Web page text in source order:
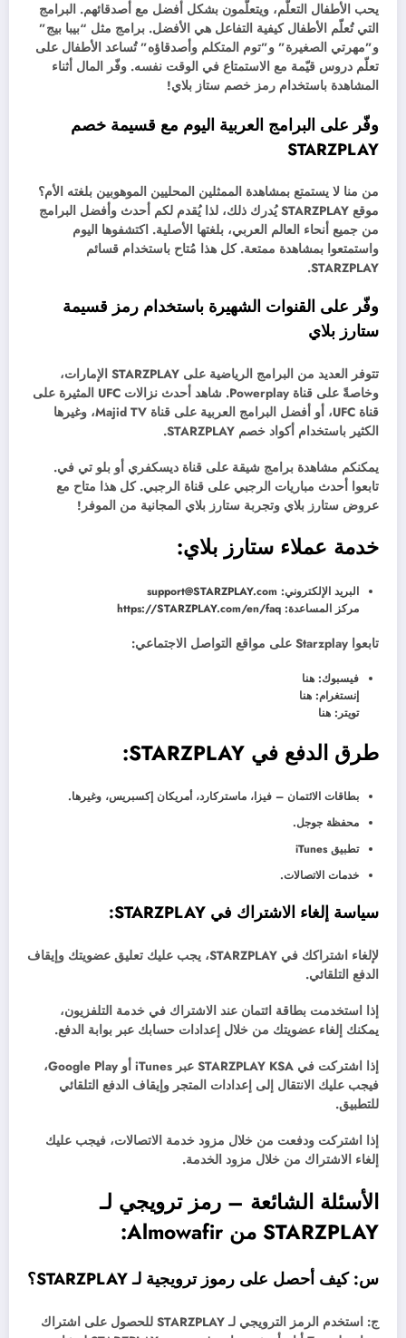
يحب الأطفال التعلّم، ويتعلّمون بشكل أفضل مع أصدقائهم. البرامج
التي تُعلّم الأطفال كيفية التفاعل هي الأفضل. برامج مثل “بيبا بيج”
و”مهرتي الصغيرة” و”توم المتكلم وأصدقاؤه” تُساعد الأطفال على
تعلّم دروس قيّمة مع الاستمتاع في الوقت نفسه. وفّر المال أثناء
المشاهدة باستخدام رمز خصم ستاز بلاي!
وفّر على البرامج العربية اليوم مع قسيمة خصم
STARZPLAY
من منا لا يستمتع بمشاهدة الممثلين المحليين الموهوبين بلغته الأم؟
موقع STARZPLAY يُدرك ذلك، لذا يُقدم لكم أحدث وأفضل البرامج
من جميع أنحاء العالم العربي، بلغتها الأصلية. اكتشفوها اليوم
واستمتعوا بمشاهدة ممتعة. كل هذا مُتاح باستخدام قسائم
STARZPLAY.
وفّر على القنوات الشهيرة باستخدام رمز قسيمة
ستارز بلاي
تتوفر العديد من البرامج الرياضية على STARZPLAY الإمارات،
وخاصةً على قناة Powerplay. شاهد أحدث نزالات UFC المثيرة على
قناة UFC، أو أفضل البرامج العربية على قناة Majid TV، وغيرها
الكثير باستخدام أكواد خصم STARZPLAY.
يمكنكم مشاهدة برامج شيقة على قناة ديسكفري أو بلو تي في.
تابعوا أحدث مباريات الرجبي على قناة الرجبي. كل هذا متاح مع
عروض ستارز بلاي وتجربة ستارز بلاي المجانية من الموفر!
خدمة عملاء ستارز بلاي:
البريد الإلكتروني: support@STARZPLAY.com
مركز المساعدة: https://STARZPLAY.com/en/faq
تابعوا Starzplay على مواقع التواصل الاجتماعي:
فيسبوك: هنا
إنستغرام: هنا
تويتر: هنا
طرق الدفع في STARZPLAY:
بطاقات الائتمان – فيزا، ماستركارد، أمريكان إكسبريس، وغيرها.
محفظة جوجل.
تطبيق iTunes
خدمات الاتصالات.
سياسة إلغاء الاشتراك في STARZPLAY:
لإلغاء اشتراكك في STARZPLAY، يجب عليك تعليق عضويتك وإيقاف
الدفع التلقائي.
إذا استخدمت بطاقة ائتمان عند الاشتراك في خدمة التلفزيون،
يمكنك إلغاء عضويتك من خلال إعدادات حسابك عبر بوابة الدفع.
إذا اشتركت في STARZPLAY KSA عبر iTunes أو Google Play،
فيجب عليك الانتقال إلى إعدادات المتجر وإيقاف الدفع التلقائي
للتطبيق.
إذا اشتركت ودفعت من خلال مزود خدمة الاتصالات، فيجب عليك
إلغاء الاشتراك من خلال مزود الخدمة.
الأسئلة الشائعة – رمز ترويجي لـ
STARZPLAY من Almowafir:
س: كيف أحصل على رموز ترويجية لـ STARZPLAY؟
ج: استخدم الرمز الترويجي لـ STARZPLAY للحصول على اشتراك